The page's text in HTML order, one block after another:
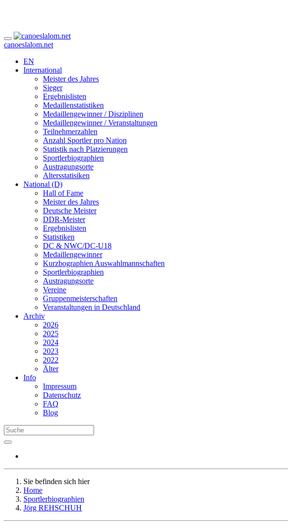
canoeslalom.net
EN
International
Meister des Jahres
Sieger
Ergebnislisten
Medaillenstatistiken
Medaillengewinner / Disziplinen
Medaillengewinner / Veranstaltungen
Teilnehmerzahlen
Anzahl Sportler pro Nation
Statistik nach Platzierungen
Sportlerbiographien
Austragungsorte
Altersstatisiken
National (D)
Hall of Fame
Meister des Jahres
Deutsche Meister
DDR-Meister
Ergebnislisten
Statistiken
DC & NWC/DC-U18
Medaillengewinner
Kurzbographien Auswahlmannschaften
Sportlerbiographien
Austragungsorte
Vereine
Gruppenmeisterschaften
Veranstaltungen in Deutschland
Archiv
2026
2025
2024
2023
2022
Älter
Info
Impressum
Datenschutz
FAQ
Blog
Sie befinden sich hier
Home
Sportlerbiographien
Jörg REHSCHUH